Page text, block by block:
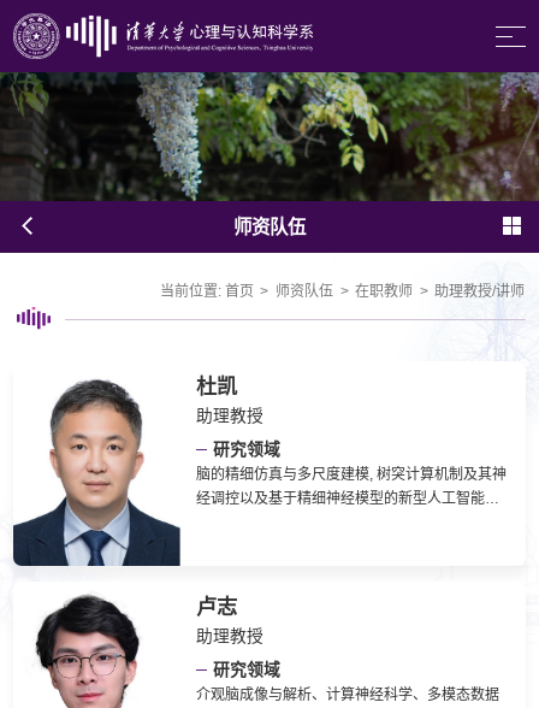
师资队伍
当前位置: 首页 > 师资队伍 > 在职教师 > 助理教授/讲师
杜凯
助理教授
研究领域
脑的精细仿真与多尺度建模, 树突计算机制及其神
经调控以及基于精细神经模型的新型人工智能理
卢志
助理教授
研究领域
介观脑成像与解析、计算神经科学、多模态数据